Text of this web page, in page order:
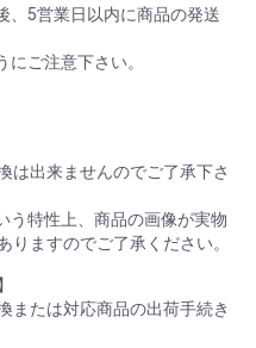
、5営業日以内に商品の発送
ご注意下さい。
は出来ませんのでご了承下さ
う特性上、商品の画像が実物
りますのでご了承ください。
または対応商品の出荷手続き